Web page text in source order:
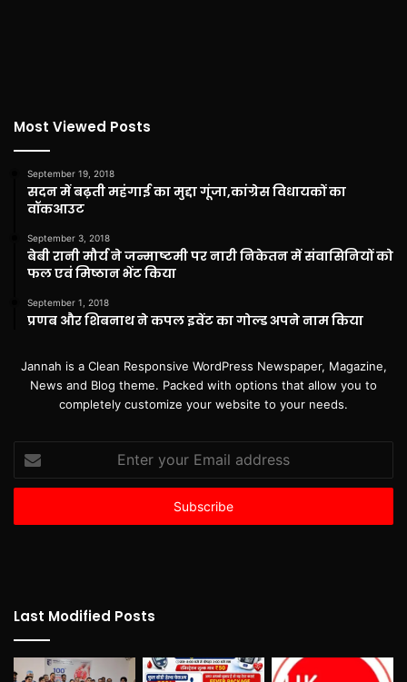
Most Viewed Posts
September 19, 2018
सदन में बढ़ती महंगाई का मुद्दा गूंजा,कांग्रेस विधायकों का
वॉकआउट
September 3, 2018
बेबी रानी मौर्य ने जन्माष्टमी पर नारी निकेतन में संवासिनियों को
फल एवं मिष्ठान भेंट किया
September 1, 2018
प्रणब और शिबनाथ ने कपल इवेंट का गोल्ड अपने नाम किया
Jannah is a Clean Responsive WordPress Newspaper, Magazine,
News and Blog theme. Packed with options that allow you to
completely customize your website to your needs.
Enter
your
Email
Last Modified Posts